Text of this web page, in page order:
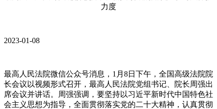
力度
2023-01-08
最高人民法院微信公众号消息，1月8日下午，全国高级法院院
长会议以视频形式召开，最高人民法院党组书记、院长周强出
席会议并讲话。周强强调，要坚持以习近平新时代中国特色社
会主义思想为指导，全面贯彻落实党的二十大精神，认真贯彻